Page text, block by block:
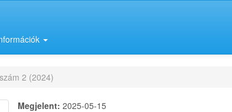
2 (2024)
Megjelent:2025-05-15